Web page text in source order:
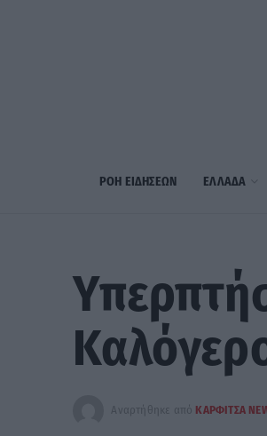
ΡΟΗ ΕΙΔΗΣΕΩΝ ΕΛΛΑΔΑ
Αναρτήθηκε από ΚΑΡΦΙΤΣΑ